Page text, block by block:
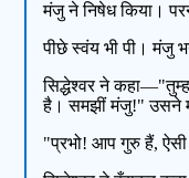
मंजु ने निषेध किया।
पीछे स्वंय भी पी। मंजु
सिद्धेश्वर ने
है। समझीं मंजु!" उसने
"प्रभो! आप गुरु हैं,